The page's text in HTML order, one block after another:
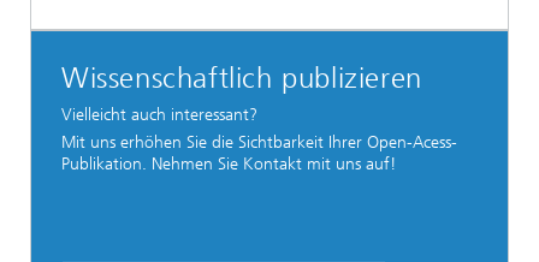
Wissenschaftlich publizieren
Vielleicht auch interessant?
Mit uns erhöhen Sie die Sichtbarkeit Ihrer Open-Acess-
Publikation. Nehmen Sie Kontakt mit uns auf!